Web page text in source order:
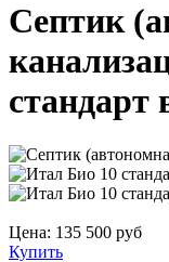
Септик
стандарт
Цена: 135 500 руб
Купить